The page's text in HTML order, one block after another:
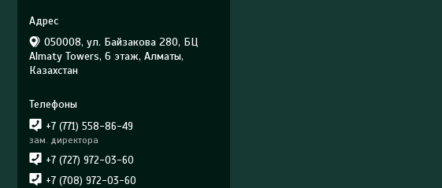
050008, ул. Байзакова 280, БЦ
Almaty Towers, 6 этаж, Алматы,
Казахстан
+7 (771) 558-86-49
зам. директора
+7 (727) 972-03-60
+7 (708) 972-03-60